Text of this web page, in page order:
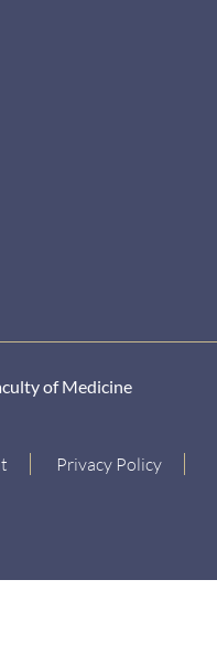
of Medicine
Privacy Policy